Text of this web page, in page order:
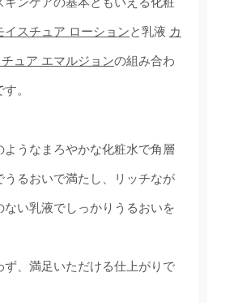
イスチュア ローションと乳液 カ
ュア エマルジョンの組み合わ
。
ようなまろやかな化粧水で角層
うるおいで満たし、リッチなが
ない乳液でしっかりうるおいを
ず、満足いただける仕上がりで